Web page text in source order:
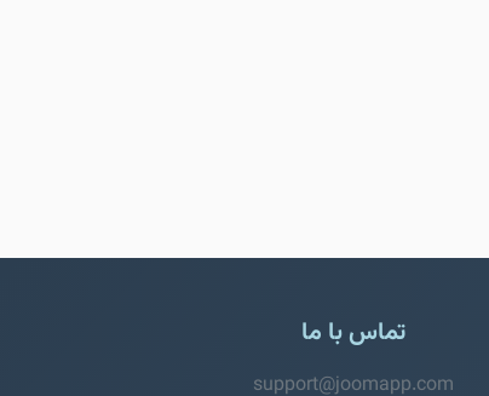
تماس با ما
support@joomapp.com